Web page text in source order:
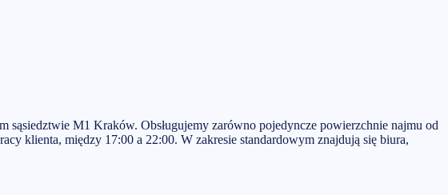
M1 Kraków. Obsługujemy zarówno pojedyncze powierzchnie najmu od
klienta, między 17:00 a 22:00. W zakresie standardowym znajdują się biura,